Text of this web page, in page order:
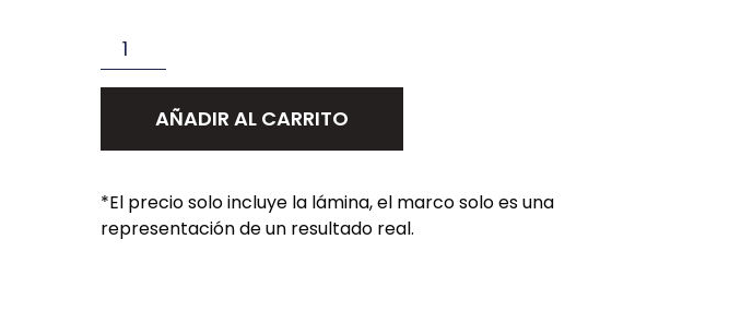
AÑADIR AL CARRITO
*El precio solo incluye la lámina, el marco solo es una
representación de un resultado real.